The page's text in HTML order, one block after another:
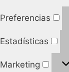
Preferencias
Estadísticas
Marketing